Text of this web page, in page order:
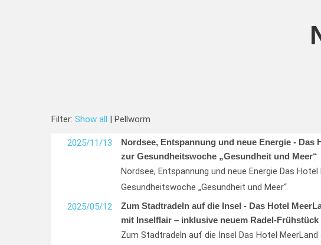
Filter: Show all | Pellworm
2025/11/13
Nordsee, Entspannung und neue Energie - Das
zur Gesundheitswoche „Gesundheit und Meer“
Nordsee, Entspannung und neue Energie Das
Gesundheitswoche „Gesundheit und Meer“
2025/05/12
Zum Stadtradeln auf die Insel - Das Hotel
mit Inselflair – inklusive neuem Radel-
Zum Stadtradeln auf die Insel Das Hotel